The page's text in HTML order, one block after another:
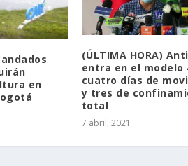
en
(ÚLTIMA HORA)
entra en el modelo
cuatro días de
y tres de
total
7 abril, 2021